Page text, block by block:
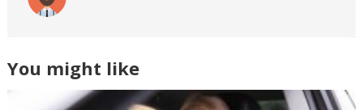
You might like